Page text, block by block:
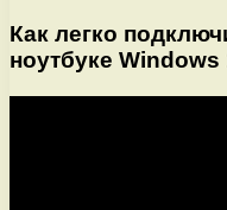
Как легко
ноутбуке Windows